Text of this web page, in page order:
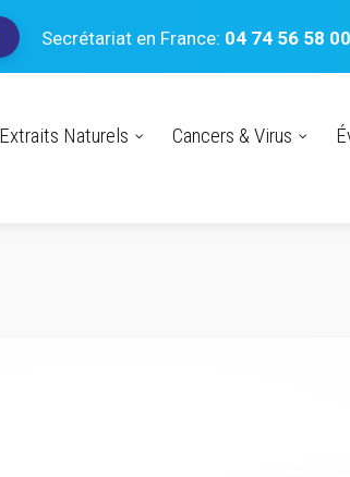
Secrétariat en France: 04 74 56 58 00
Extraits Naturels Cancers & Virus